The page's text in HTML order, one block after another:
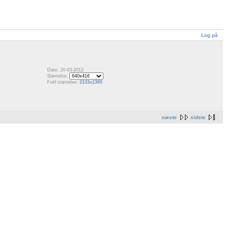
Log på
Dato: 20-03-2012
Størrelse:
Fuld størrelse: 2133x1385
næste sidste